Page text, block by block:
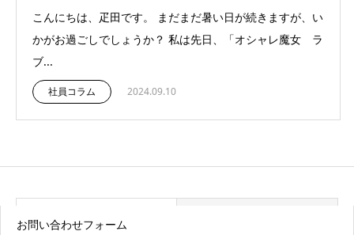
こんにちは、疋田です。 まだまだ暑い日が続きますが、い
かがお過ごしでしょうか？ 私は先日、「オシャレ魔女 ラ
ブ...
社員コラム 2024.09.10
最近の記事
お問い合わせフォーム